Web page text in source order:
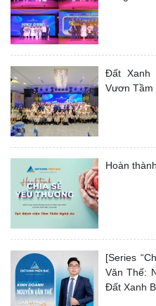
Đất Xanh
Vươn Tầm
Hoàn
[Series
Văn Thế:
Đất Xanh